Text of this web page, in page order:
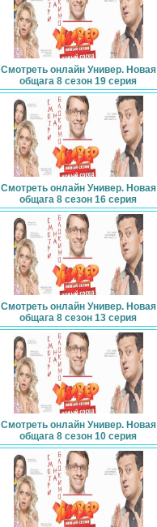
Смотреть онлайн Универ. Новая
общага 8 сезон 19 серия
Смотреть онлайн Универ. Новая
общага 8 сезон 16 серия
Смотреть онлайн Универ. Новая
общага 8 сезон 13 серия
Смотреть онлайн Универ. Новая
общага 8 сезон 10 серия